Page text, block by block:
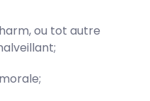
ou tot autre